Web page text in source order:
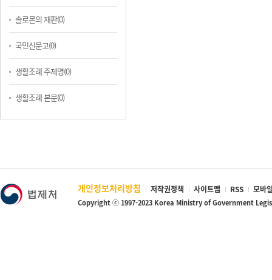
솔로몬의 재판(0)
국민신문고(0)
생활조례 주제명(0)
생활조례 본문(0)
개인정보처리방침 저작권정책 사이트맵 RSS 모바
Copyright ⓒ 1997-2023 Korea Ministry of Government